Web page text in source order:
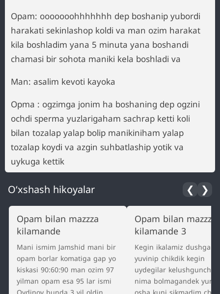
Opam: ooooooohhhhhhh dep boshanip yubordi
harakati sekinlashop koldi va man ozim harakat
kila boshladim yana 5 minuta yana boshandi
chamasi bir sohota maniki kela boshladi va
Man: asalim kevoti kayoka
Opma : ogzimga jonim ha boshaning dep ogzini
ochdi sperma yuzlarigaham sachrap ketti koli
bilan tozalap yalap bolip manikiniham yalap
tozalap koydi va azgin suhbatlaship yotik va
uykuga kettik
O‘xshash hikoyalar ❮ ❯
Opam bilan mazzza
kilamande
Mani ismim Jamshid mani bir
opam borlar komatiga gap yo
kiskasi 90:60:90 man ozim 97
yilman opam esa 95 lar ismi
Opam bilan mazzza
kilamande 3
Kegin ikalamiz dushga
yuvinip chikdik kegin
uydegilar kelushguncha
nima bolmagandek